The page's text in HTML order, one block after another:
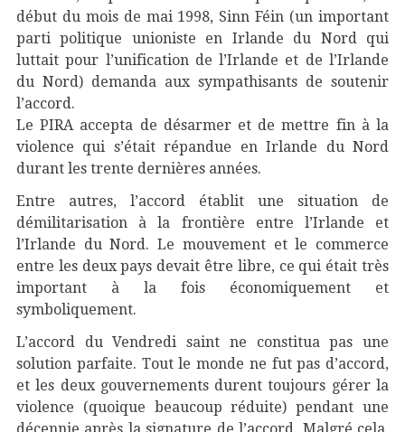
début du mois de mai 1998, Sinn Féin (un important
parti politique unioniste en Irlande du Nord qui
luttait pour l’unification de l’Irlande et de l’Irlande
du Nord) demanda aux sympathisants de soutenir
l’accord.
Le PIRA accepta de désarmer et de mettre fin à la
violence qui s’était répandue en Irlande du Nord
durant les trente dernières années.
Entre autres, l’accord établit une situation de
démilitarisation à la frontière entre l’Irlande et
l’Irlande du Nord. Le mouvement et le commerce
entre les deux pays devait être libre, ce qui était très
important à la fois économiquement et
symboliquement.
L’accord du Vendredi saint ne constitua pas une
solution parfaite. Tout le monde ne fut pas d’accord,
et les deux gouvernements durent toujours gérer la
violence (quoique beaucoup réduite) pendant une